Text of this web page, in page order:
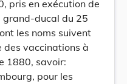
pris en exécution de
ducal du 25
les noms suivent
des vaccinations à
1880, savoir:
pour les